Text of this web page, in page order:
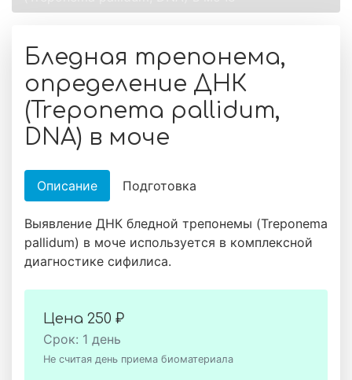
Бледная трепонема,
определение ДНК
(Treponema pallidum,
DNA) в моче
Описание Подготовка
Выявление ДНК бледной трепонемы (Treponema
pallidum) в моче используется в комплексной
диагностике сифилиса.
Цена 250 ₽
Срок: 1 день
Не считая день приема биоматериала